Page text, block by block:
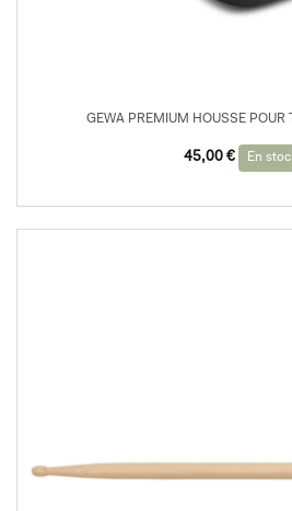
GEWA PREMIUM HOUSSE POUR
45,00 € En